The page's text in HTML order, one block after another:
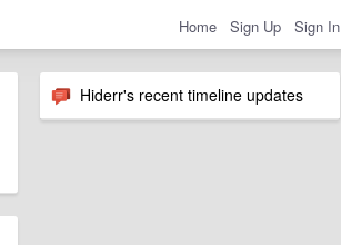
Home Sign Up Sign In
Hiderr's recent timeline updates